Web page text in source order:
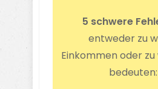
5 schwere
entweder zu
Einkommen oder zu
bedeuten: